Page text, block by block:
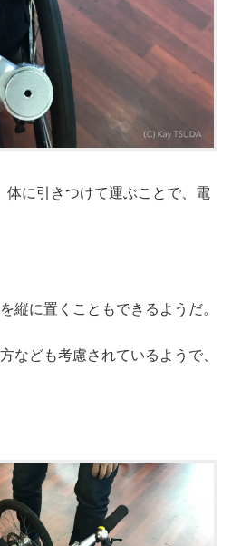
体に引きつけて運ぶことで、電
縦に置くこともできるようだ。
なども考慮されているようで、